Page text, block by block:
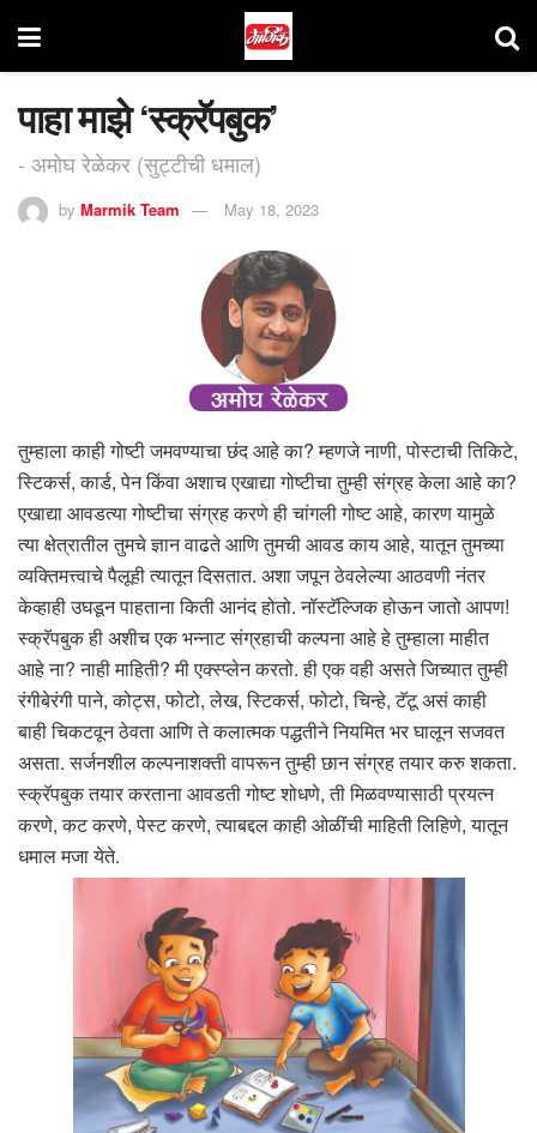
पाहा माझे ‘स्क्रॅपबुक’
- अमोघ रेळेकर (सुट्टीची धमाल)
by Marmik Team May 18, 2023
तुम्हाला काही गोष्टी जमवण्याचा छंद आहे का? म्हणजे नाणी, पोस्टाची तिकिटे,
स्टिकर्स, कार्ड, पेन किंवा अशाच एखाद्या गोष्टीचा तुम्ही संग्रह केला आहे का?
एखाद्या आवडत्या गोष्टीचा संग्रह करणे ही चांगली गोष्ट आहे, कारण यामुळे
त्या क्षेत्रातील तुमचे ज्ञान वाढते आणि तुमची आवड काय आहे, यातून तुमच्या
व्यक्तिमत्त्वाचे पैलूही त्यातून दिसतात. अशा जपून ठेवलेल्या आठवणी नंतर
केव्हाही उघडून पाहताना किती आनंद होतो. नॉस्टॅल्जिक होऊन जातो आपण!
स्क्रॅपबुक ही अशीच एक भन्नाट संग्रहाची कल्पना आहे हे तुम्हाला माहीत
आहे ना? नाही माहिती? मी एक्स्प्लेन करतो. ही एक वही असते जिच्यात तुम्ही
रंगीबेरंगी पाने, कोट्स, फोटो, लेख, स्टिकर्स, फोटो, चिन्हे, टॅटू असं काही
बाही चिकटवून ठेवता आणि ते कलात्मक पद्धतीने नियमित भर घालून सजवत
असता. सर्जनशील कल्पनाशक्ती वापरून तुम्ही छान संग्रह तयार करु शकता.
स्क्रॅपबुक तयार करताना आवडती गोष्ट शोधणे, ती मिळवण्यासाठी प्रयत्न
करणे, कट करणे, पेस्ट करणे, त्याबद्दल काही ओळींची माहिती लिहिणे, यातून
धमाल मजा येते.